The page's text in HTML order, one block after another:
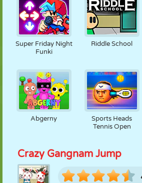
Super Friday Night
Funki
Riddle School
Abgerny
Sports Heads
Tennis Open
Crazy Gangnam Jump